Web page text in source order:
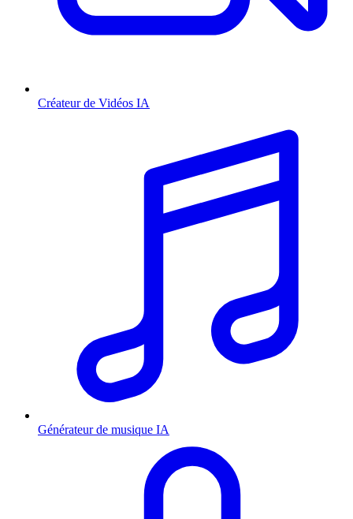
Créateur de Vidéos IA
Générateur de musique IA